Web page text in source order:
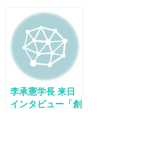
李承憲学長 来日
インタビュー「創